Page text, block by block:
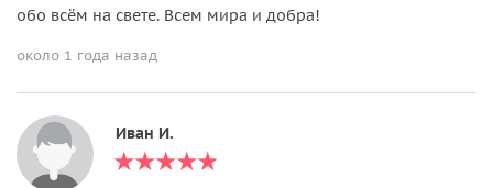
обо всём на свете. Всем мира и добра!
около 1 года назад
Иван И.